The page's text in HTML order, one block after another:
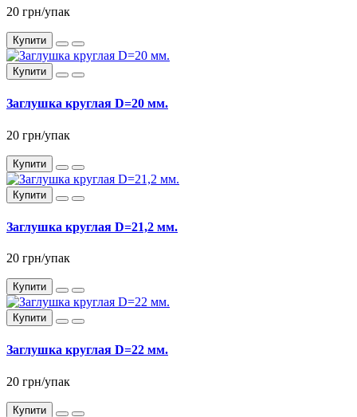
20 грн/упак
Купити
Купити
Заглушка круглая D=20 мм.
20 грн/упак
Купити
Купити
Заглушка круглая D=21,2 мм.
20 грн/упак
Купити
Купити
Заглушка круглая D=22 мм.
20 грн/упак
Купити